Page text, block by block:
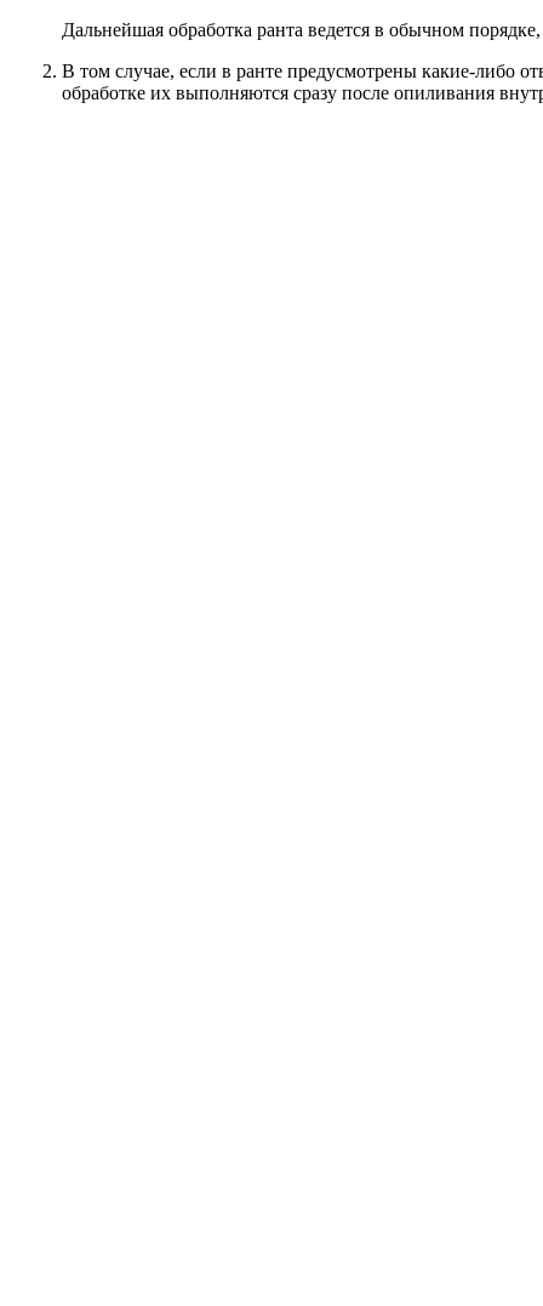
Дальнейшая обработка ранта ведется в обычном
В том случае, если в ранте предусмотрены какие-либо
обработке их выполняются сразу после опиливания